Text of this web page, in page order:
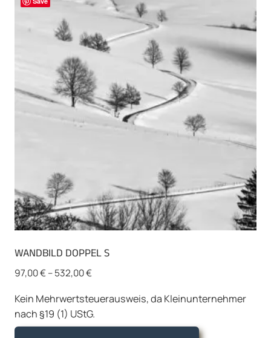
WANDBILD DOPPEL S
97,00€–532,00€
Kein Mehrwertsteuerausweis, da Kleinunternehmer
nach §19 (1) UStG.
Dieses